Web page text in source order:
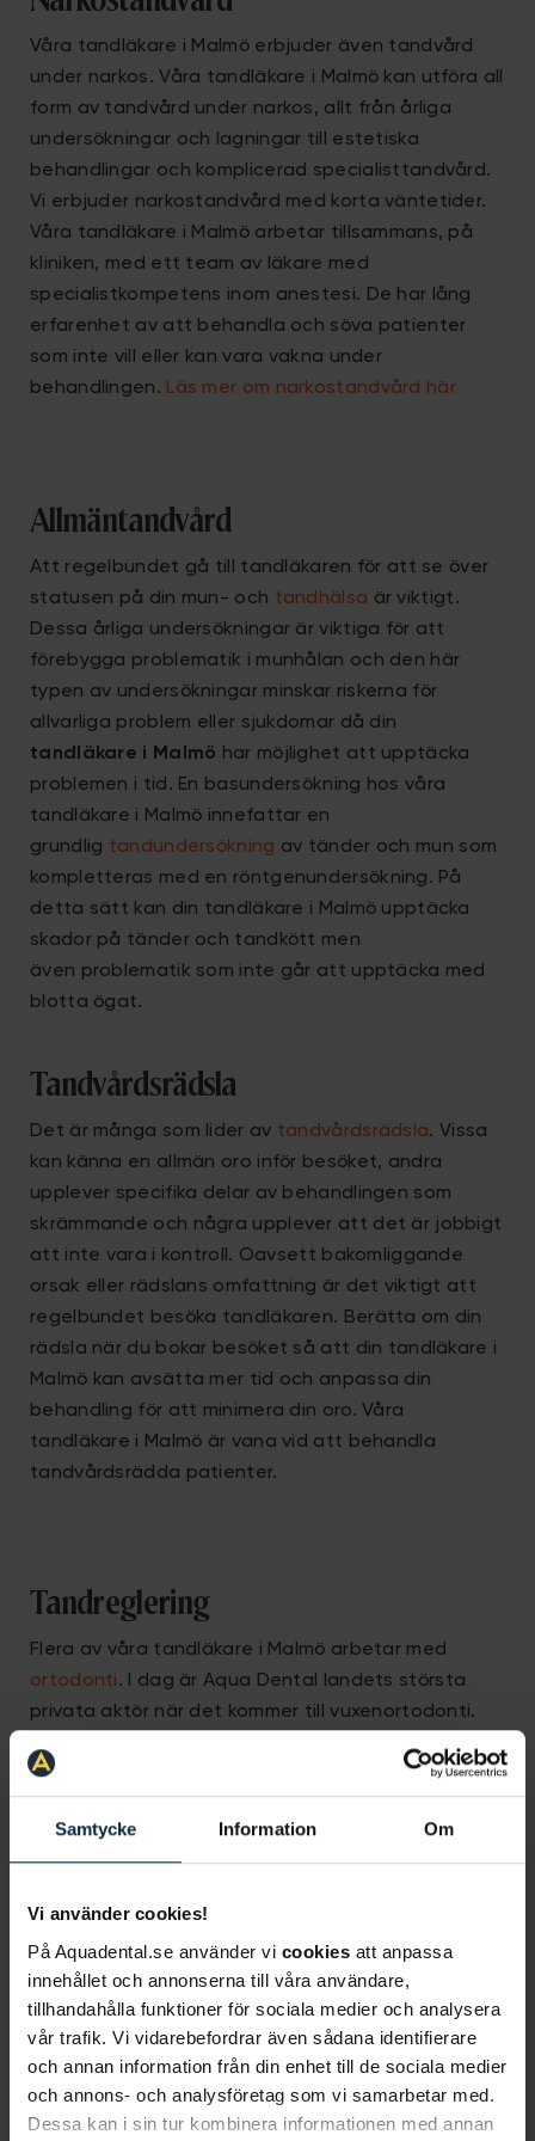
Samtycke Information Om
Vi använder cookies!
På Aquadental.se använder vi cookies att anpassa
innehållet och annonserna till våra användare,
tillhandahålla funktioner för sociala medier och analysera
vår trafik. Vi vidarebefordrar även sådana identifierare
och annan information från din enhet till de sociala medier
och annons- och analysföretag som vi samarbetar med.
Dessa kan i sin tur kombinera informationen med annan
Våra tandläkare i Malmö erbjuder även tandvård
under narkos. Våra tandläkare i Malmö kan utföra all
form av tandvård under narkos, allt från årliga
undersökningar och lagningar till estetiska
behandlingar och komplicerad specialisttandvård.
Vi erbjuder narkostandvård med korta väntetider.
Våra tandläkare i Malmö arbetar tillsammans, på
kliniken, med ett team av läkare med
specialistkompetens inom anestesi. De har lång
erfarenhet av att behandla och söva patienter
som inte vill eller kan vara vakna under
behandlingen. Läs mer om narkostandvård här
Allmäntandvård
Att regelbundet gå till tandläkaren för att se över
statusen på din mun- och tandhälsa är viktigt.
Dessa årliga undersökningar är viktiga för att
förebygga problematik i munhålan och den här
typen av undersökningar minskar riskerna för
allvarliga problem eller sjukdomar då din
tandläkare i Malmö har möjlighet att upptäcka
problemen i tid. En basundersökning hos våra
tandläkare i Malmö innefattar en
grundlig tandundersökning av tänder och mun som
kompletteras med en röntgenundersökning. På
detta sätt kan din tandläkare i Malmö upptäcka
skador på tänder och tandkött men
även problematik som inte går att upptäcka med
blotta ögat.
Tandvårdsrädsla
Det är många som lider av tandvårdsrädsla. Vissa
kan känna en allmän oro inför besöket, andra
upplever specifika delar av behandlingen som
skrämmande och några upplever att det är jobbigt
att inte vara i kontroll. Oavsett bakomliggande
orsak eller rädslans omfattning är det viktigt att
regelbundet besöka tandläkaren. Berätta om din
rädsla när du bokar besöket så att din tandläkare i
Malmö kan avsätta mer tid och anpassa din
behandling för att minimera din oro. Våra
tandläkare i Malmö är vana vid att behandla
tandvårdsrädda patienter.
Tandreglering
Flera av våra tandläkare i Malmö arbetar med
ortodonti. I dag är Aqua Dental landets största
privata aktör när det kommer till vuxenortodonti.
position med hjälp av flera olika
rälsen eller avtagbara skenor som
Invisalign. Vi på
Aqua Dental utför varje år flera
bettproblematik oavsett ålder, behov, orsak eller
önskemål.
Specialisttandvård
På Aqua Dental har vi ett omfattande